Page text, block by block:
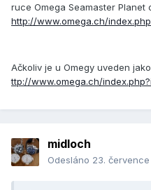
ruce Omega Seamaster Planet
http://www.omega.ch/
Ačkoliv je u Omegy uveden
ttp://www.omega.ch/
midloch
Odesláno 23.